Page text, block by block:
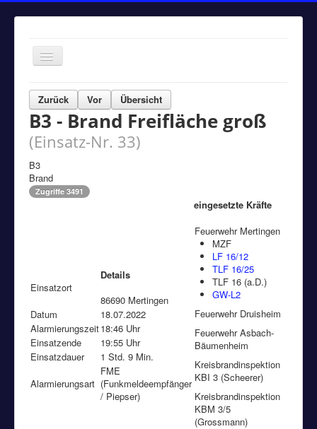
Navigation
an/aus
Home
Einsätze
Aktuelles
Über uns
Fuhrpark
Zurück Vor Übersicht
B3 - Brand Freifläche groß
(Einsatz-Nr. 33)
B3
Brand
Zugriffe 3491
Einsatzort
Details
86690 Mertingen
Datum
18.07.2022
Alarmierungszeit18:46 Uhr
Einsatzende
19:55 Uhr
Einsatzdauer
1 Std. 9 Min.
Alarmierungsart
FME
(Funkmeldeempfänger
/ Piepser)
eingesetzte Kräfte
Feuerwehr Mertingen
MZF
LF 16/12
TLF 16/25
TLF 16 (a.D.)
GW-L2
Feuerwehr Druisheim
Feuerwehr Asbach-
Bäumenheim
Kreisbrandinspektion
KBI 3 (Scheerer)
Kreisbrandinspektion
KBM 3/5
(Grossmann)